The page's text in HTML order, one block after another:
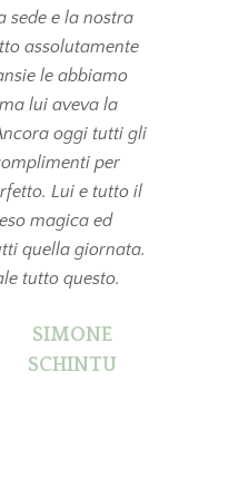
sede e la nostra
assolutamente
le abbiamo
lui aveva la
oggi tutti gli
per
Lui e tutto il
magica ed
quella giornata.
tutto questo.
SIMONE
SCHINTU